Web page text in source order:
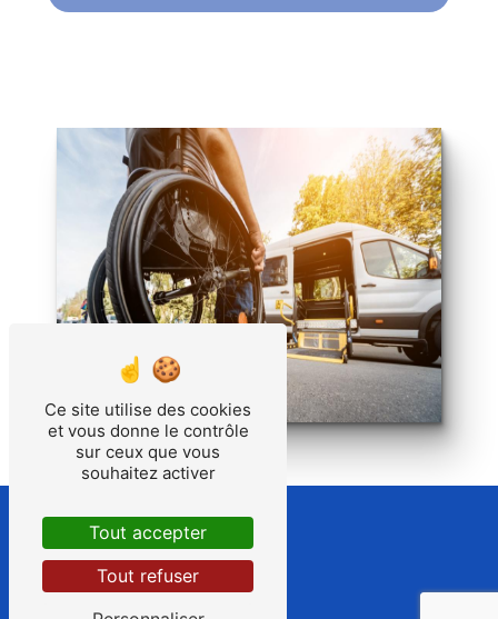
Ce site utilise des cookies
et vous donne le contrôle
sur ceux que vous
souhaitez activer
Tout accepter
Tout refuser